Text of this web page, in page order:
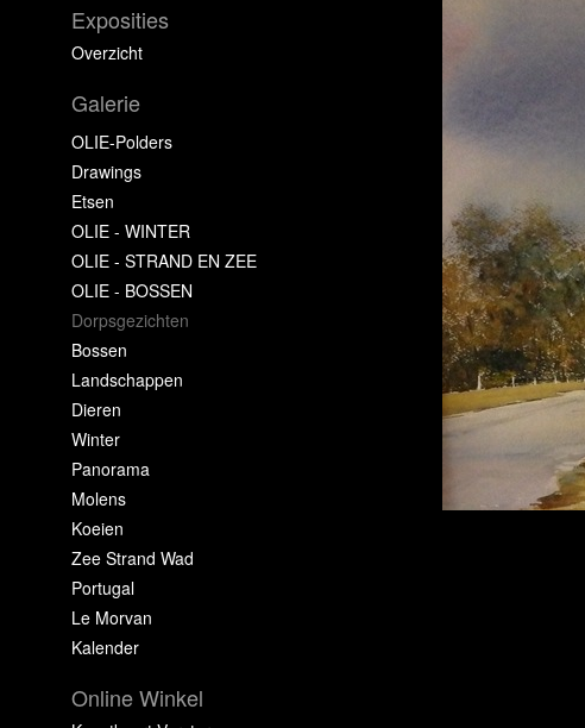
Exposities
Overzicht
Galerie
OLIE-Polders
Drawings
Etsen
OLIE - WINTER
OLIE - STRAND EN ZEE
OLIE - BOSSEN
Dorpsgezichten
Bossen
Landschappen
Dieren
Winter
Panorama
Molens
Koeien
Zee Strand Wad
Portugal
Le Morvan
Kalender
Online Winkel